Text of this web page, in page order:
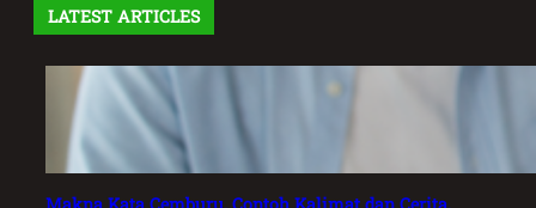
LATEST ARTICLES